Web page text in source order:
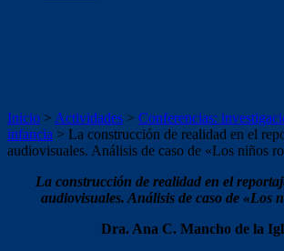
Inicio > Actividades > Conferencias:
infancia > La construcción de realidad en el
audiovisuales. Análisis de caso de «Los niños
La construcción de realidad en el
audiovisuales. Análisis de caso de «Los
Dra. Ana C. Mancho de la